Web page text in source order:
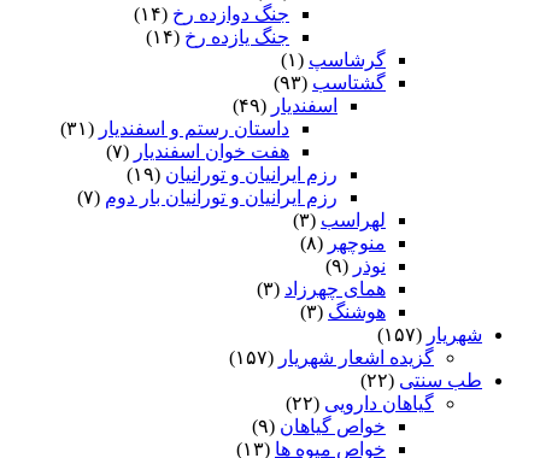
جنگ دوازده رخ (۱۴)
جنگ یازده رخ (۱۴)
گرشاسپ (۱)
گشتاسب (۹۳)
اسفندیار (۴۹)
داستان رستم و اسفندیار (۳۱)
هفت خوان اسفندیار (۷)
رزم ایرانیان و تورانیان (۱۹)
رزم ایرانیان و تورانیان بار دوم (۷)
لهراسب (۳)
منوچهر (۸)
نوذر (۹)
هماى چهرزاد (۳)
هوشنگ (۳)
شهریار (۱۵۷)
گزیده اشعار شهریار (۱۵۷)
طب سنتی (۲۲)
گیاهان دارویی (۲۲)
خواص گیاهان (۹)
خواص میوه ها (۱۳)